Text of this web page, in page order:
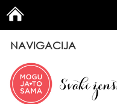
NAVIGACIJA